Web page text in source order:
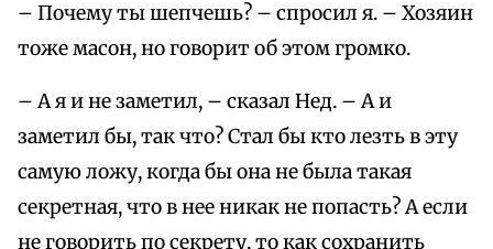
– Почему ты шепчешь? – спросил я. – Хозяин
тоже масон, но говорит об этом громко.
– А я и не заметил, – сказал Нед. – А и
заметил бы, так что? Стал бы кто лезть в эту
самую ложу, когда бы она не была такая
секретная, что в нее никак не попасть? А если
не говорить по секрету, то как сохранить